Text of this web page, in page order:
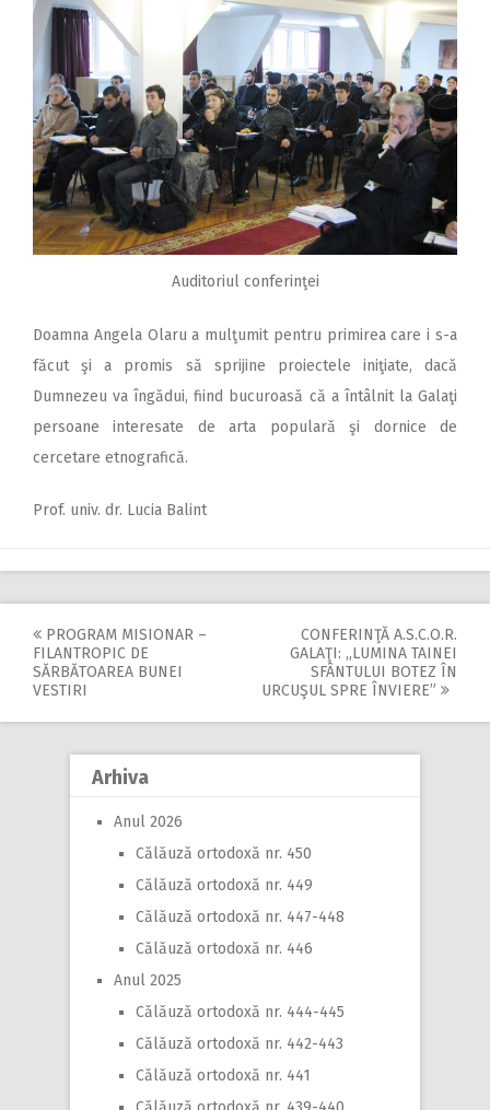
Auditoriul conferinţei
Doamna Angela Olaru a mulţumit pentru primirea care i s-a
făcut şi a promis să sprijine proiectele iniţiate, dacă
Dumnezeu va îngădui, fiind bucuroasă că a întâlnit la Galaţi
persoane interesate de arta populară şi dornice de
cercetare etnografică.
Prof. univ. dr. Lucia Balint
Post
navigation
PROGRAM MISIONAR –
FILANTROPIC DE
SĂRBĂTOAREA BUNEI
VESTIRI
CONFERINŢĂ A.S.C.O.R.
GALAŢI: ,,LUMINA TAINEI
SFÂNTULUI BOTEZ ÎN
URCUŞUL SPRE ÎNVIERE”
Arhiva
Anul 2026
Călăuză ortodoxă nr. 450
Călăuză ortodoxă nr. 449
Călăuză ortodoxă nr. 447-448
Călăuză ortodoxă nr. 446
Anul 2025
Călăuză ortodoxă nr. 444-445
Călăuză ortodoxă nr. 442-443
Călăuză ortodoxă nr. 441